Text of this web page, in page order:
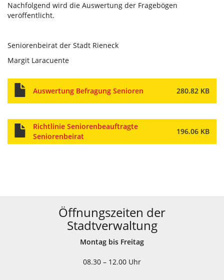
Nachfolgend wird die Auswertung der Fragebögen
veröffentlicht.
Seniorenbeirat der Stadt Rieneck
Margit Laracuente
Auswertung Befragung Senioren 280.82 KB
Richtlinie Seniorenbeauftragte
Seniorenbeirat
196.06 KB
Öffnungszeiten der
Stadtverwaltung
Montag bis Freitag
08.30 – 12.00 Uhr